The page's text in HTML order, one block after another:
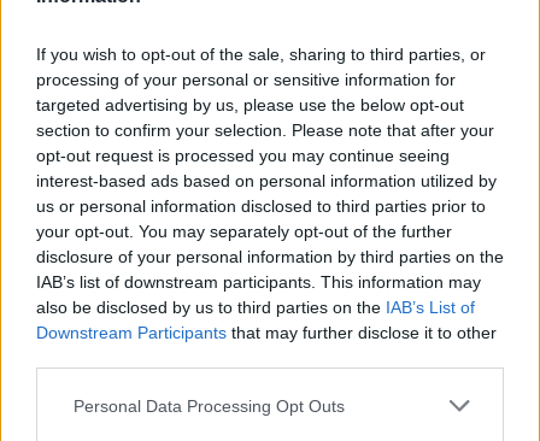
If you wish to opt-out of the sale, sharing to third parties, or
processing of your personal or sensitive information for
targeted advertising by us, please use the below opt-out
section to confirm your selection. Please note that after your
opt-out request is processed you may continue seeing
interest-based ads based on personal information utilized by
us or personal information disclosed to third parties prior to
your opt-out. You may separately opt-out of the further
disclosure of your personal information by third parties on the
IAB’s list of downstream participants. This information may
also be disclosed by us to third parties on the IAB’s List of
Downstream Participants that may further disclose it to other
Personal Data Processing Opt Outs
disposizione anche una nuova guida rapida, in grado di aiutare gli
utenti a familiarizzare con le funzioni di base del NAS, nonché a
scoprire funzionalità come, ad esempio, i link di condivisione
bidirezionali di file da e verso i NAS ASUSTOR, l’esclusiva funzionalità
MyArchive e le nuovissime funzioni di montaggio e smontaggio
automatico dei volumi, il supporto per i client VPN WireGuard e
molto altro ancora.
I nuovi Nimbustor Gen2 sono disponibili conprezzi al pubblico IVA
compresa di 429 Europer il modello a due alloggiamenti (AS5402T)
609 Euro
per i modello a quattro alloggiamenti (AS5404T).
Storage: 4 x M.2 PCIe (NVMe) 3.0 SSD